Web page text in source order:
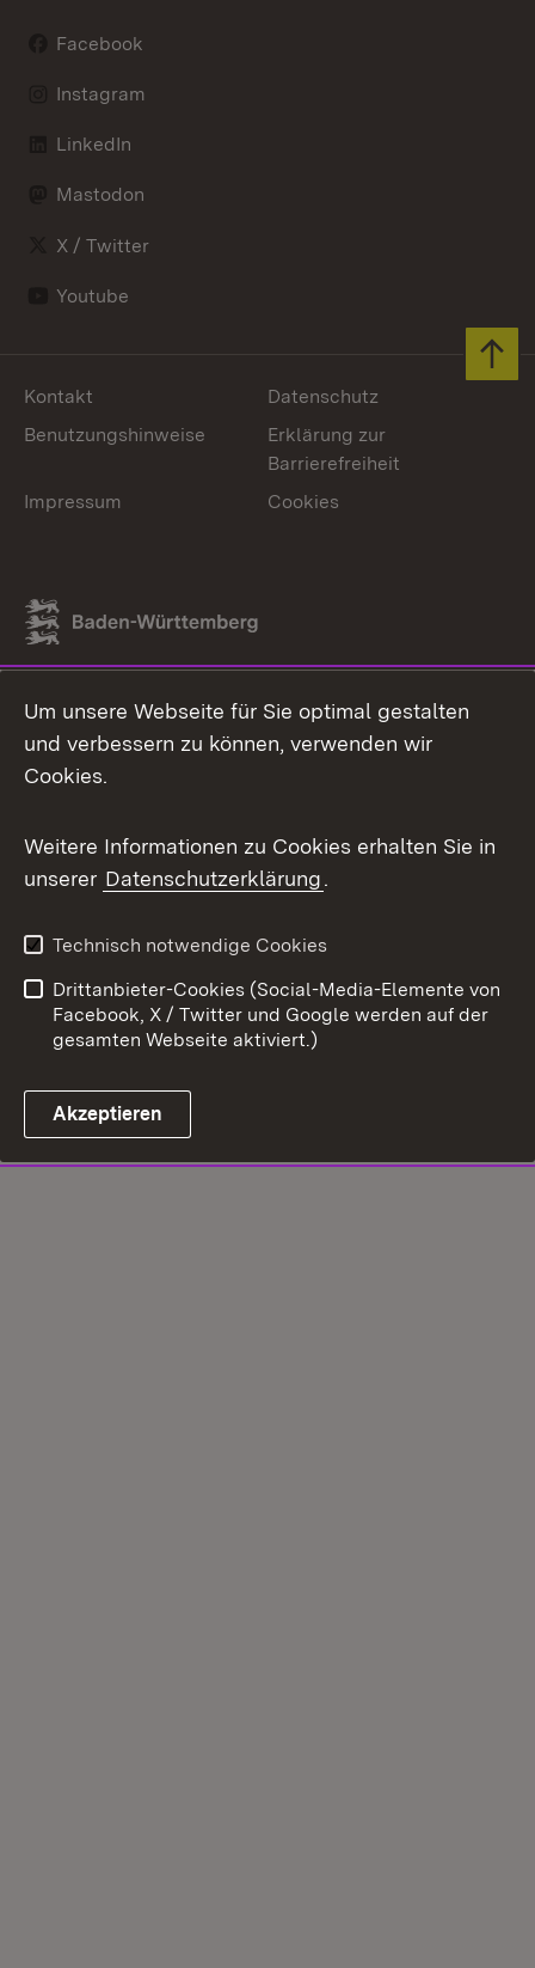
Facebook
Instagram
LinkedIn
Mastodon
X / Twitter
Youtube
Link zum Landesportal
Kontakt
Datenschutz
Benutzungshinweise
Erklärung zur
Barrierefreiheit
Impressum
Cookies
Um unsere Webseite für Sie optimal gestalten
und verbessern zu können, verwenden wir
Cookies.
Weitere Informationen zu Cookies erhalten Sie in
unserer Datenschutzerklärung.
Technisch notwendige Cookies
Drittanbieter-Cookies (Social-Media-Elemente von
Facebook, X / Twitter und Google werden auf der
gesamten Webseite aktiviert.)
Akzeptieren